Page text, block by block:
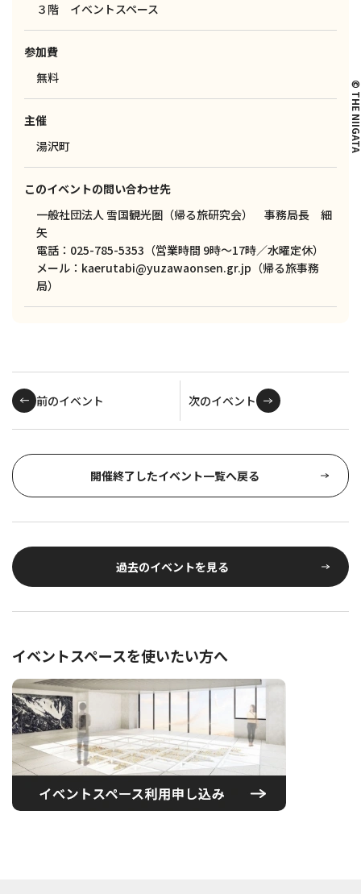
過去のイベントを見る
イベントスペースを使いたい方へ
３階 イベントスペース
参加費
無料
主催
湯沢町
このイベントの問い合わせ先
一般社団法人 雪国観光圏（帰る旅研究会） 事務局長 細
矢
電話：025-785-5353（営業時間 9時～17時／水曜定休）
メール：kaerutabi@yuzawaonsen.gr.jp（帰る旅事務
局）
前のイベント 次のイベント
開催終了したイベント一覧へ戻る
© THE